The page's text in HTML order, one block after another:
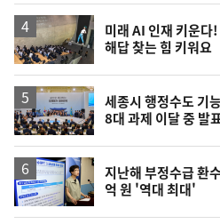
미래 AI 인재 키운다
해답 찾는 힘 키워요
세종시 행정수도 기
8대 과제 이달 중 발
지난해 부정수급 환
억 원 '역대 최대'